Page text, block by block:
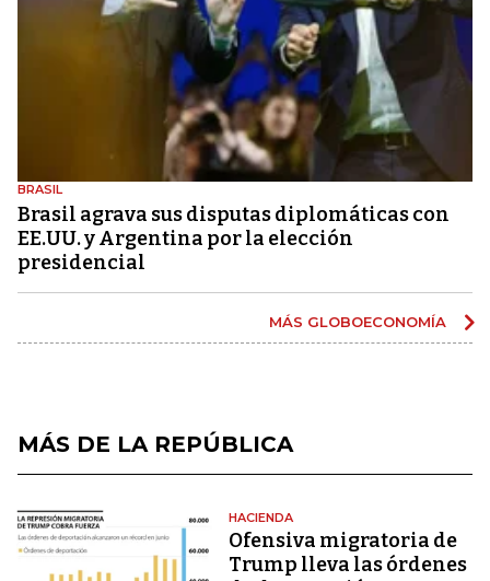
BRASIL
Brasil agrava sus disputas diplomáticas con
EE.UU. y Argentina por la elección
presidencial
MÁS GLOBOECONOMÍA
MÁS DE LA REPÚBLICA
HACIENDA
Ofensiva migratoria de
Trump lleva las órdenes